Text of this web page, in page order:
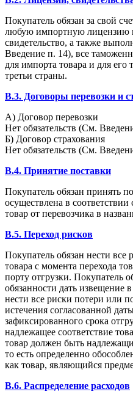
Покупатель обязан за свой
любую импортную лицензию
свидетельство, а также
Введение п. 14), все
для импорта товара и для его
третьи страны.
B.3. Договоры перевозки и
А) Договор перевозки
Нет обязательств (См.
Б) Договор страхования
Нет обязательств (См.
B.4. Принятие поставки
Покупатель обязан принять
осуществлена в
товар от перевозчика в
B.5. Переход рисков
Покупатель обязан нести
товара с момента перехода
порту отгрузки. Покупатель
обязанности дать извещение
нести все риски потери или
истечения согласованной
зафиксированного срока
надлежащее соответствие
товар должен быть
то есть определенно
как товар, являющийся
B.6. Распределение расходов